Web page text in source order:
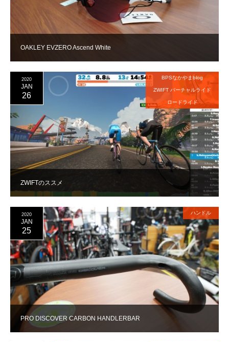
OAKLEY EVZERO Ascend White
ZWIFTのススメ
2020
JAN
26
BPSなかやまblog
ZWIFT バーチャルライド
ロードライド
PRO DISCOVER CARBON HANDLERBAR
2020
JAN
25
ハンドル